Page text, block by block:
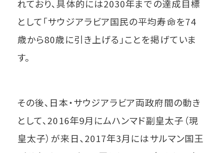
れており、具体的には2030年までの達成目標
として「サウジアラビア国民の平均寿命を74
歳から80歳に引き上げる」ことを掲げていま
す。
その後、日本・サウジアラビア両政府間の動き
として、2016年9月にムハンマド副皇太子（現
皇太子）が来日、2017年3月にはサルマン国王